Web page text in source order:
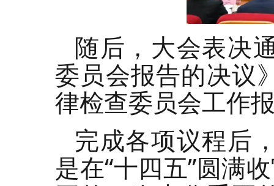
随后，大会表决
委员会报告的决议
律检查委员会工作
完成各项议程后
是在“十四五”圆满